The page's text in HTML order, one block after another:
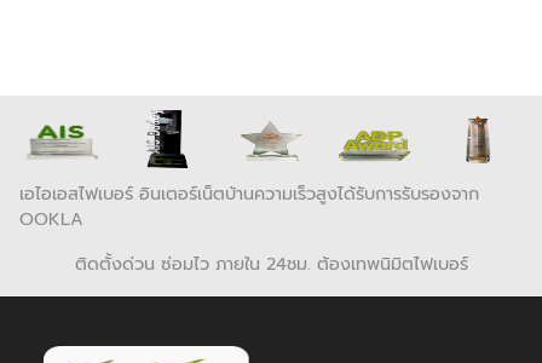
เอไอเอสไฟเบอร์ อินเตอร์เน็ตบ้านความเร็วสูงได้รับการรับรองจาก
OOKLA
ติดตั้งด่วน ซ่อมไว ภายใน 24ชม. ต้องเทพนิมิตไฟเบอร์